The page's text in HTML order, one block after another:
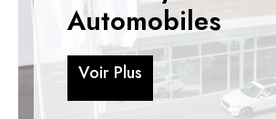
Automobiles
Voir Plus
Voir Plus